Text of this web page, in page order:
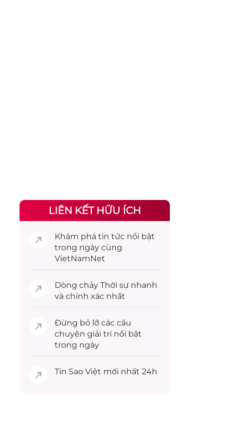
LIÊN KẾT HỮU ÍCH
Khám phá tin tức nổi bật
trong ngày cùng
VietNamNet
Dòng chảy Thời sự nhanh
và chính xác nhất
Đừng bỏ lỡ các câu
chuyện giải trínổi bật
trong ngày
Tin Sao Việt mới nhất 24h